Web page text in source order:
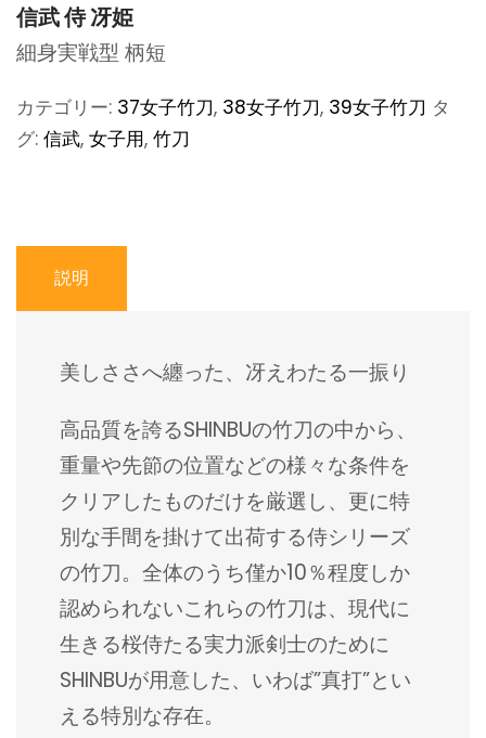
信武 侍 冴姫
細身実戦型 柄短
カテゴリー: 37女子竹刀, 38女子竹刀, 39女子竹刀 タ
グ: 信武, 女子用, 竹刀
説明
美しささへ纏った、冴えわたる一振り
高品質を誇るSHINBUの竹刀の中から、
重量や先節の位置などの様々な条件を
クリアしたものだけを厳選し、更に特
別な手間を掛けて出荷する侍シリーズ
の竹刀。全体のうち僅か10％程度しか
認められないこれらの竹刀は、現代に
生きる桜侍たる実力派剣士のために
SHINBUが用意した、いわば”真打”とい
える特別な存在。